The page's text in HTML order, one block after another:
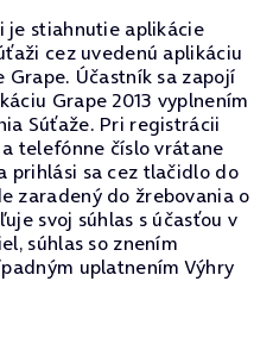
je stiahnutie aplikácie
cez uvedenú aplikáciu
Účastník sa zapojí
Grape 2013 vyplnením
Súťaže. Pri registrácii
telefónne číslo vrátane
prihlási sa cez tlačidlo do
zaradený do žrebovania o
svoj súhlas s účasťou v
súhlas so znením
uplatnením Výhry